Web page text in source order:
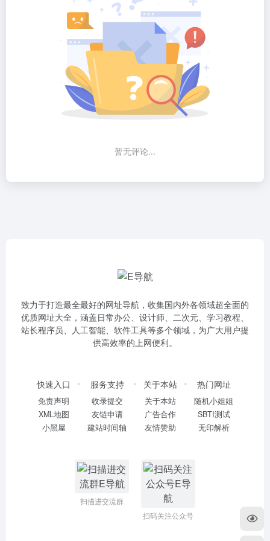
暂无评论...
致力于打造最全最好的网址导航，收集国内外各领域超全面的
优质网址大全，涵盖日常办公、设计师、二次元、学习教程、
站长程序员、人工智能、软件工具等多个领域，为广大用户提
供高效率的上网便利。
快速入口
免责声明
XML地图
小黑屋
服务支持
收录提交
友链申请
建站时间轴
关于本站
关于本站
广告合作
友情赞助
热门网址
随机小姐姐
SBTI测试
无印解析
扫描进交流群
扫码关注公众号